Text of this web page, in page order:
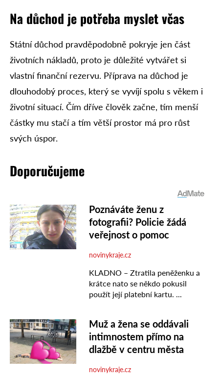
Na důchod je potřeba myslet včas
Státní důchod pravděpodobně pokryje jen část
životních nákladů, proto je důležité vytvářet si
vlastní finanční rezervu. Příprava na důchod je
dlouhodobý proces, který se vyvíjí spolu s věkem i
životní situací. Čím dříve člověk začne, tím menší
částky mu stačí a tím větší prostor má pro růst
svých úspor.
Doporučujeme